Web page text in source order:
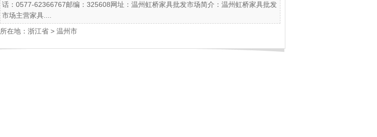
话：0577-62366767邮编：325608网址：温州虹桥家具批发市场简介：温州虹桥家具批发
市场主营家具....
所在地： 浙江省 > 温州市